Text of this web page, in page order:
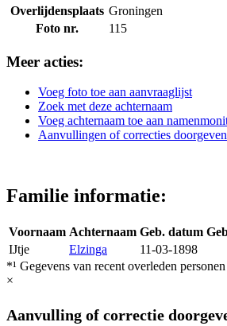
Overlijdensplaats Groningen
Foto nr.
115
Meer acties:
Voeg foto toe aan aanvraaglijst
Zoek met deze achternaam
Voeg achternaam toe aan
Aanvullingen of correcties doorgeven
Familie informatie:
Voornaam Achternaam Geb. datum
IJtje
Elzinga 11-03-1898
*¹ Gegevens van recent overleden
×
Aanvulling of correctie